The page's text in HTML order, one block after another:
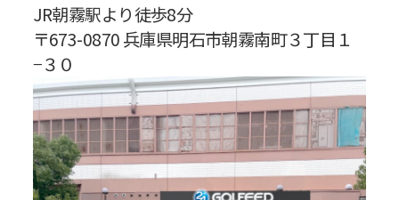
JR朝霧駅より徒歩8分
〒673-0870 兵庫県明石市朝霧南町３丁目１
−３０